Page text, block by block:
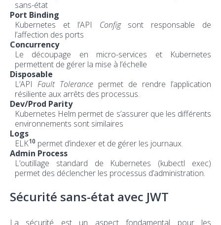
sans-état
Port Binding
Kubernetes et l’API Configsont responsable de
l’affection des ports
Concurrency
Le découpage en micro-services et Kubernetes
permettent de gérer la mise à l’échelle
Disposable
L’API Fault Tolerance permet de rendre l’application
résiliente aux arrêts des processus.
Dev/Prod Parity
Kubernetes Helm permet de s’assurer que les différents
environnements sont similaires
Logs
ELK10 permet d’indexer et de gérer les journaux.
Admin Process
L’outillage standard de Kubernetes (kubectl exec)
permet des déclencher les processus d’administration.
Sécurité sans-état avec JWT
La sécurité est un aspect fondamental pour les